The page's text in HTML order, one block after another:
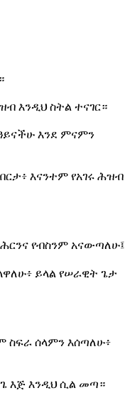
እንዲህ ስትል ተናገር።
እንደ ምናምን
እናንተም የአገሩ ሕዝብ
የብስንም አናውጣለሁ፤
ይላል የሠራዊት ጌታ
ስፍራ ሰላምን እሰጣለሁ፥
እጅ እንዲህ ሲል መጣ።